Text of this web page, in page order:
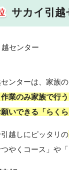
サカイ引越
ンターは、家族
業のみ家族で行
いできる「らくら
越しにピッタリの
やくコース」や